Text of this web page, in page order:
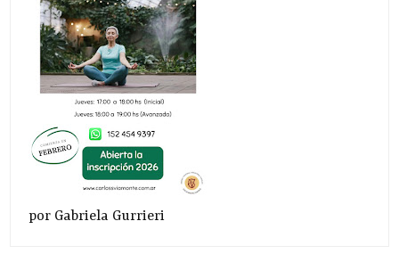
por Gabriela Gurrieri